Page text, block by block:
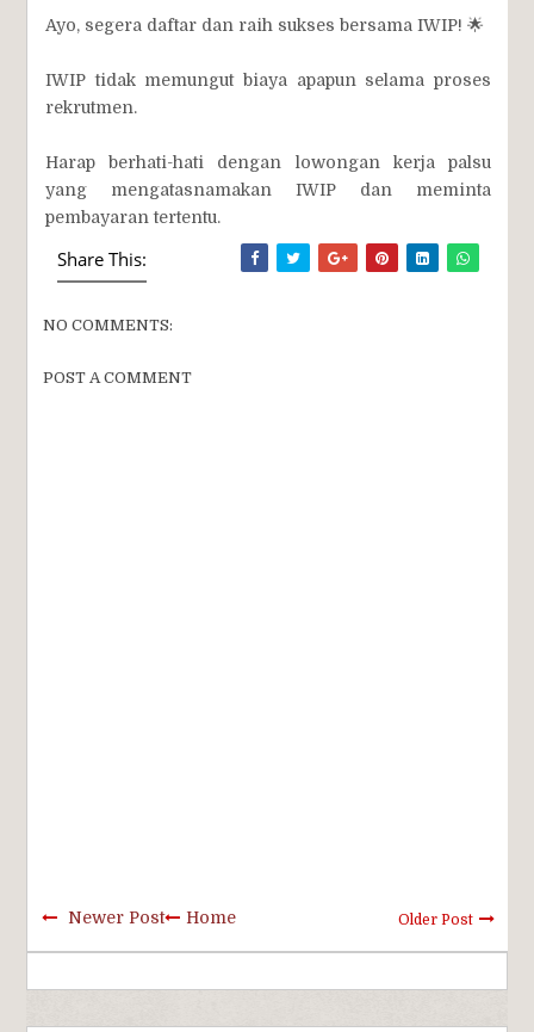
Ayo, segera daftar dan raih sukses bersama IWIP! 🌟
IWIP tidak memungut biaya apapun selama proses
rekrutmen.
Harap berhati-hati dengan lowongan kerja palsu
yang mengatasnamakan IWIP dan meminta
pembayaran tertentu.
Share This:
NO COMMENTS:
POST A COMMENT
Newer Post Older Post
Home